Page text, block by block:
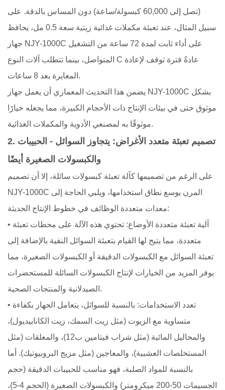
(تصل إلى 60,000 كبسولة/ساعة) دون المساس بالدقة. على
سبيل المثال، عند تعبئة مكملات غذائية زيتية سعة 0.5 مل، يحافظ
جهاز NJY-1000C على أداء ثابت لمدة 72 ساعة من التشغيل
المتواصل، بينما تتطلب آلات النوع C عادةً فترة توقف لإعادة
المعايرة بعد 8 ساعات.
يضمن هذا التحديث المعماري أن يعمل جهاز NJY-1000C بشكل
موثوق حتى في بيئات الإنتاج ذات الأحجام الكبيرة، مما يجعله خيارًا
موثوقًا به لمصنعي الأدوية والمكملات الغذائية.
2. تصميم تعبئة متعدد الأغراض: يتجاوز السوائل - الحبيبات
والكبسولات الصغيرة أيضًا
على الرغم من تصميمها كآلة تعبئة كبسولات سائلة، إلا أن تصميم
NJY-1000C المرن يوسع نطاق استخدامها، ويلبي الحاجة إلى
معدات متعددة الوظائف في خطوط الإنتاج الحديثة:
• آلية تعبئة متعددة الأوضاع: تحتوي هذه الآلة على محطات تعبئة
متعددة، مما يتيح لها القيام بتعبئة السوائل النقية بالإضافة إلى
تعبئة السوائل مع الكبسولات الدقيقة أو الكبسولات الصغيرة، مما
يوفر المزيد من الخيارات لإنتاج الكبسولات السائلة للمستحضرات
الصيدلانية والمنتجات الصحية.
• تعدد الاستخدامات: بالنسبة للسوائل، يتعامل الجهاز بكفاءة
متساوية مع الزيوت (مثل زيت السمك، زيت الكانابيديول)،
والمحاليل المائية (مثل شراب فيتامين ب12)، والمعلقات (مثل
المستخلصات العشبية)، والمعاجين (مثل مزيج البروبيوتيك). أما
بالنسبة للمواد الصلبة، فهو مناسب للحبيبات الدقيقة (حجم
الجسيمات 50-200 ميكرومتر) والكبسولات الصغيرة (الحجم 4-5)،